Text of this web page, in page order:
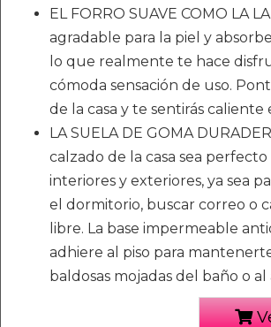
EL FORRO SUAVE COMO LA
agradable para la piel y
lo que realmente te hace
cómoda sensación de uso.
de la casa y te sentirás
LA SUELA DE GOMA
calzado de la casa sea
interiores y exteriores, ya sea
el dormitorio, buscar correo o
libre. La base impermeable
adhiere al piso para
baldosas mojadas del baño o al